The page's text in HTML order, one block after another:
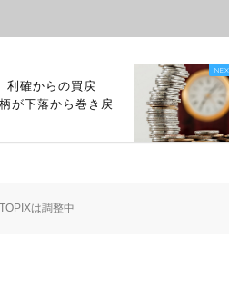
利確からの買戻
が下落から巻き戻
は調整中